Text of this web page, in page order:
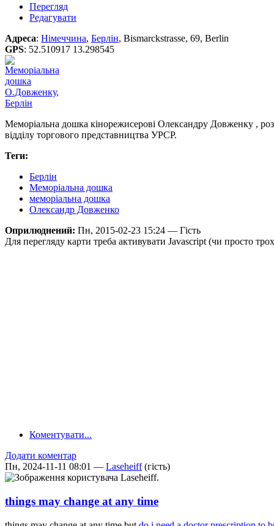
Перегляд
Редагувати
Адреса: Німеччина, Берлін, Bismarckstrasse, 69, Berlin
GPS: 52.510917 13.298545
Меморіальна дошка кінорежисерові Олександру Довженку ,
відділу торгового представництва УРСР.
Теги:
Берлін
Меморіальна дошка
меморіальна дошка
Олександр Довженко
Оприлюднений: Пн, 2015-02-23 15:24 — Гість
Для перегляду карти треба активувати Javascript (чи просто
Коментувати...
Додати коментар
Пн, 2024-11-11 08:01 — Laseheiff(гість)
things may change at any time